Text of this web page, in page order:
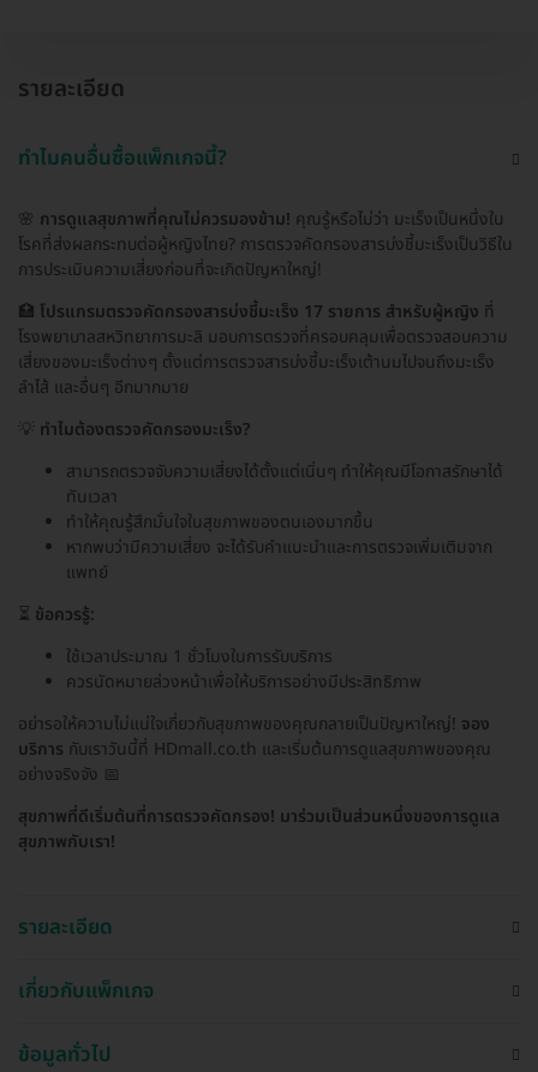
รายละเอียด
ทำไมคนอื่นซื้อแพ็กเกจนี้?
🌸 การดูแลสุขภาพที่คุณไม่ควรมองข้าม! คุณรู้หรือไม่ว่า มะเร็งเป็นหนึ่งใน
โรคที่ส่งผลกระทบต่อผู้หญิงไทย? การตรวจคัดกรองสารบ่งชี้มะเร็งเป็นวิธีใน
การประเมินความเสี่ยงก่อนที่จะเกิดปัญหาใหญ่!
🏥 โปรแกรมตรวจคัดกรองสารบ่งชี้มะเร็ง 17 รายการ สำหรับผู้หญิง ที่
โรงพยาบาลสหวิทยาการมะลิ มอบการตรวจที่ครอบคลุมเพื่อตรวจสอบความ
เสี่ยงของมะเร็งต่างๆ ตั้งแต่การตรวจสารบ่งชี้มะเร็งเต้านมไปจนถึงมะเร็ง
ลำไส้ และอื่นๆ อีกมากมาย
💡 ทำไมต้องตรวจคัดกรองมะเร็ง?
สามารถตรวจจับความเสี่ยงได้ตั้งแต่เนิ่นๆ ทำให้คุณมีโอกาสรักษาได้
ทันเวลา
ทำให้คุณรู้สึกมั่นใจในสุขภาพของตนเองมากขึ้น
หากพบว่ามีความเสี่ยง จะได้รับคำแนะนำและการตรวจเพิ่มเติมจาก
แพทย์
⏳ ข้อควรรู้:
ใช้เวลาประมาณ 1 ชั่วโมงในการรับบริการ
ควรนัดหมายล่วงหน้าเพื่อให้บริการอย่างมีประสิทธิภาพ
อย่ารอให้ความไม่แน่ใจเกี่ยวกับสุขภาพของคุณกลายเป็นปัญหาใหญ่! จอง
บริการ กับเราวันนี้ที่ HDmall.co.th และเริ่มต้นการดูแลสุขภาพของคุณ
อย่างจริงจัง 📅
สุขภาพที่ดีเริ่มต้นที่การตรวจคัดกรอง! มาร่วมเป็นส่วนหนึ่งของการดูแล
สุขภาพกับเรา!
รายละเอียด
เกี่ยวกับแพ็กเกจ
ข้อมูลทั่วไป